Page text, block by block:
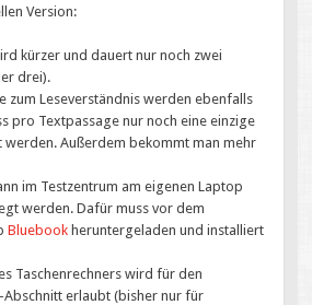
Version:
kürzer und dauert nur noch zwei
drei).
zum Leseverständnis werden ebenfalls
pro Textpassage nur noch eine einzige
Außerdem bekommt man mehr
im Testzentrum am eigenen Laptop
werden. Dafür muss vor dem
Bluebook heruntergeladen und installiert
Taschenrechners wird für den
erlaubt (bisher nur für